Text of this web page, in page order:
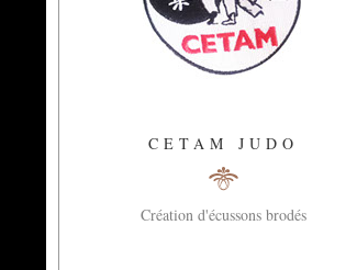
CETAM JUDO
Création d'écussons brodés